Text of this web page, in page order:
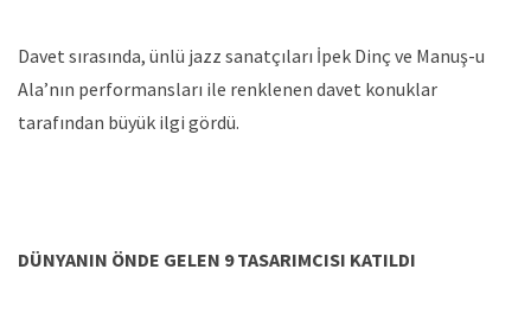
Davet sırasında, ünlü jazz sanatçıları İpek Dinç ve Manuş-u
Ala’nın performansları ile renklenen davet konuklar
tarafından büyük ilgi gördü.
DÜNYANIN ÖNDE GELEN 9 TASARIMCISI KATILDI